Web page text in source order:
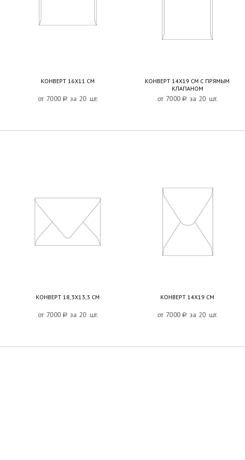
КОНВЕРТ 16Х11 СМ
от 7000 a за 20 шт.
КОНВЕРТ 14Х19 СМ С ПРЯМЫМ
КЛАПАНОМ
от 7000 a за 20 шт.
КОНВЕРТ 18,3Х13,3 СМ
от 7000 a за 20 шт.
КОНВЕРТ 14Х19 СМ
от 7000 a за 20 шт.